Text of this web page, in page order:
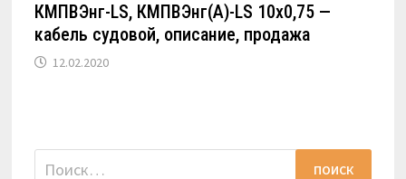
КМПВЭнг-LS, КМПВЭнг(А)-LS 10х0,75 —
кабель судовой, описание, продажа
12.02.2020
Найти: